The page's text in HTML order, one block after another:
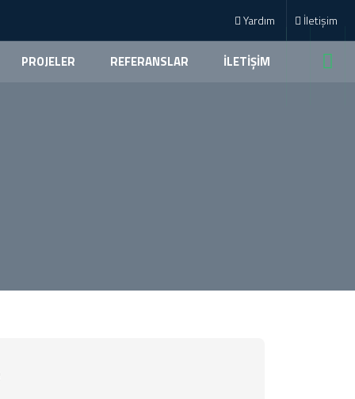
Yardım İletişim
PROJELER REFERANSLAR İLETİŞİM